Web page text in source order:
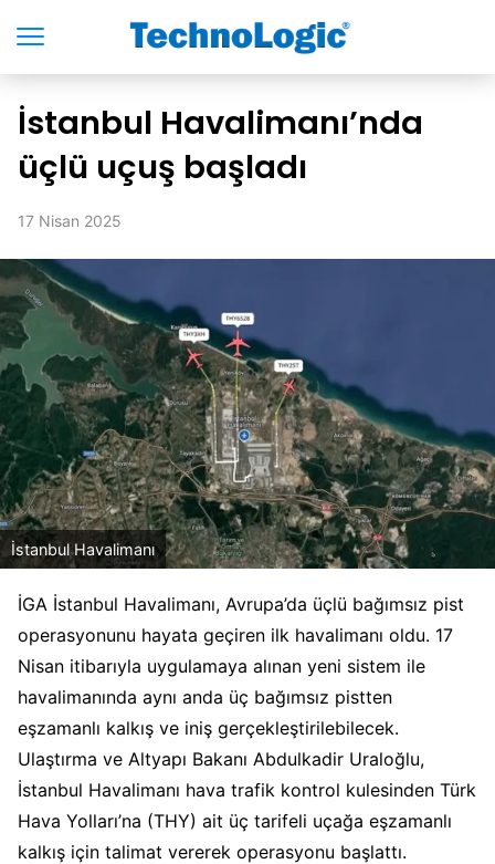
İstanbul Havalimanı’nda
üçlü uçuş başladı
17 Nisan 2025
İstanbul Havalimanı
İGA İstanbul Havalimanı, Avrupa’da üçlü bağımsız pist
operasyonunu hayata geçiren ilk havalimanı oldu. 17
Nisan itibarıyla uygulamaya alınan yeni sistem ile
havalimanında aynı anda üç bağımsız pistten
eşzamanlı kalkış ve iniş gerçekleştirilebilecek.
Ulaştırma ve Altyapı Bakanı Abdulkadir Uraloğlu,
İstanbul Havalimanı hava trafik kontrol kulesinden Türk
Hava Yolları’na (THY) ait üç tarifeli uçağa eşzamanlı
kalkış için talimat vererek operasyonu başlattı.